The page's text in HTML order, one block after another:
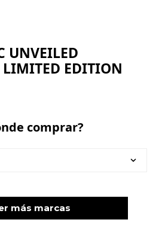
UNVEILED
LIMITED EDITION
comprar?
más marcas